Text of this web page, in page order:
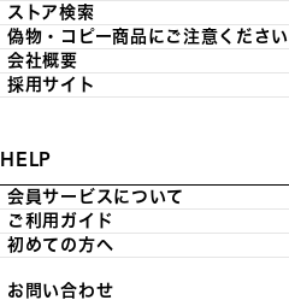
ストア検索
偽物・コピー商品にご注意ください
会社概要
採用サイト
HELP
会員サービスについて
ご利用ガイド
初めての方へ
お問い合わせ